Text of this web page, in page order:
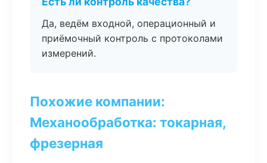
Да, ведём входной, операционный и
приёмочный контроль с протоколами
измерений.
Похожие компании:
Механообработка: токарная,
фрезерная